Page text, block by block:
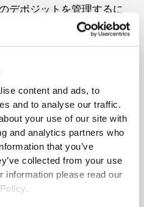
content and ads, to
and to analyse our traffic.
your use of our site with
and analytics partners who
that you’ve
collected from your use
information please read our
デポジットを管理するに
テムが必要です。2011年以
とともに、その複雑な
り組んできました。2016
の導入により、私たちは今
と缶を処理するシステムを
数千の店舗、卸売業者、デ
当事者に対して、正確な
出、リアルタイムのレポ
トランザクションを毎日
のシステムです。